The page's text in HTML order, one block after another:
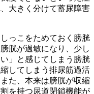
大きく分けて蓄尿障害
っこをためておく膀胱
膀胱が過敏になり、少し
」と感じてしまう膀胱
してしまう排尿筋過活
た、本来は膀胱が収縮
を持つ尿道閉鎖機能が